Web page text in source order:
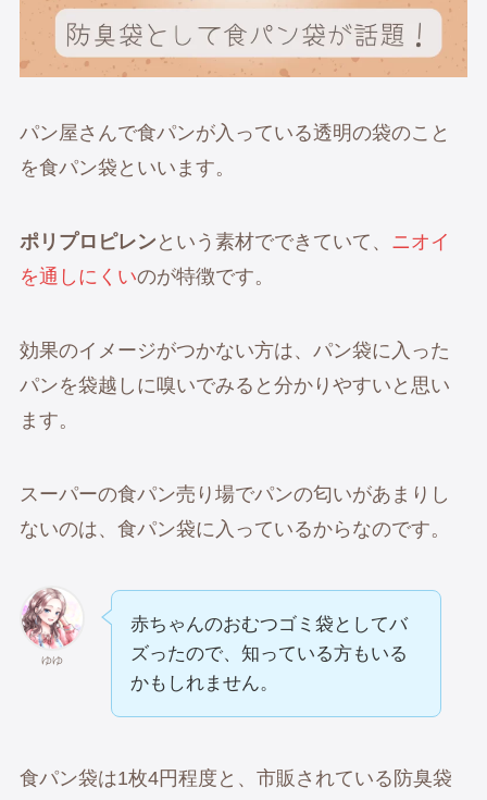
パン屋さんで食パンが入っている透明の袋のこと
を食パン袋といいます。
ポリプロピレン という素材でできていて、 ニオイ
を通しにくいのが特徴です。
効果のイメージがつかない方は、パン袋に入った
パンを袋越しに嗅いでみると分かりやすいと思い
ます。
スーパーの食パン売り場でパンの匂いがあまりし
ないのは、食パン袋に入っているからなのです。
ゆゆ
赤ちゃんのおむつゴミ袋としてバ
ズったので、知っている方もいる
かもしれません。
食パン袋は1枚4円程度と、市販されている防臭袋